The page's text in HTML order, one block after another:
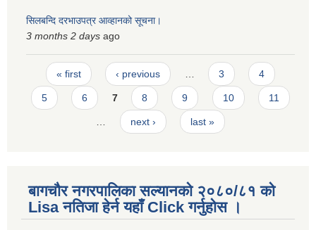
सिलबन्दि दरभाउपत्र आव्हानको सूचना।
3 months 2 days ago
Pages
« first ‹ previous … 3 4
5 6 7 8 9 10 11
… next › last »
बागचौर नगरपालिका सल्यानको २०८०/८१ को
Lisa नतिजा हेर्न यहाँ Click गर्नुहोस ।